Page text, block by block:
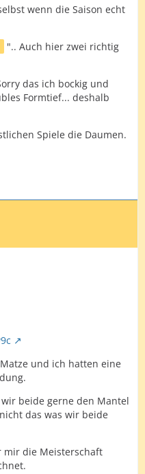
wenn die Saison echt
".. Auch hier zwei richtig
das ich bockig und
Formtief... deshalb
Spiele die Daumen.
und ich hatten eine
beide gerne den Mantel
das was wir beide
mir die Meisterschaft